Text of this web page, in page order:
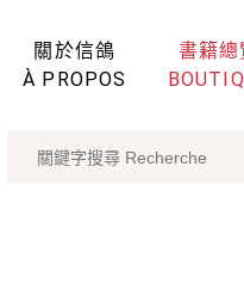
關於信鴿
À PROPOS
書籍總